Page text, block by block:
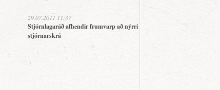
29.07.2011 11:37
Stjórnlagaráð afhendir frumvarp að nýrri
stjórnarskrá